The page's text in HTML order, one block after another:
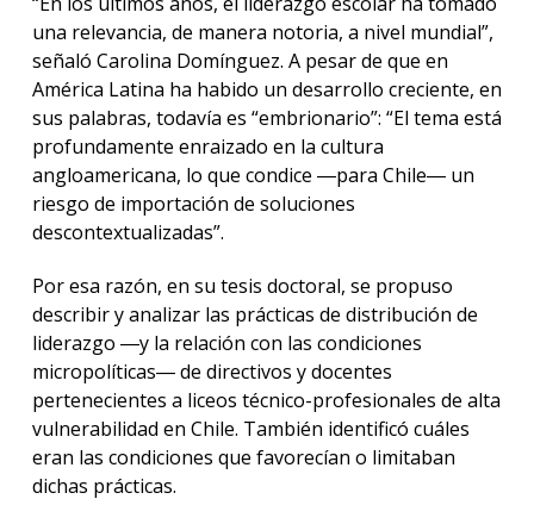
una relevancia, de manera notoria, a nivel mundial”,
señaló Carolina Domínguez. A pesar de que en
América Latina ha habido un desarrollo creciente, en
sus palabras, todavía es “embrionario”: “El tema está
profundamente enraizado en la cultura
angloamericana, lo que condice ―para Chile― un
riesgo de importación de soluciones
descontextualizadas”.
Por esa razón, en su tesis doctoral, se propuso
describir y analizar las prácticas de distribución de
liderazgo ―y la relación con las condiciones
micropolíticas― de directivos y docentes
pertenecientes a liceos técnico-profesionales de alta
vulnerabilidad en Chile. También identificó cuáles
eran las condiciones que favorecían o limitaban
dichas prácticas.